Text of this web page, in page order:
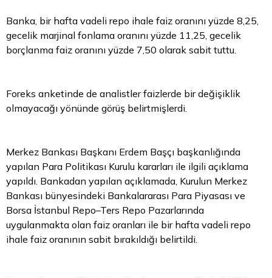
Banka, bir hafta vadeli repo ihale faiz oranını yüzde 8,25,
gecelik marjinal fonlama oranını yüzde 11,25, gecelik
borçlanma faiz oranını yüzde 7,50 olarak sabit tuttu.
Foreks anketinde de analistler faizlerde bir değişiklik
olmayacağı yönünde görüş belirtmişlerdi.
Merkez Bankası Başkanı Erdem Başçı başkanlığında
yapılan Para Politikası Kurulu kararları ile ilgili açıklama
yapıldı. Bankadan yapılan açıklamada, Kurulun Merkez
Bankası bünyesindeki Bankalararası Para Piyasası ve
Borsa İstanbul Repo–Ters Repo Pazarlarında
uygulanmakta olan faiz oranları ile bir hafta vadeli repo
ihale faiz oranının sabit bırakıldığı belirtildi.